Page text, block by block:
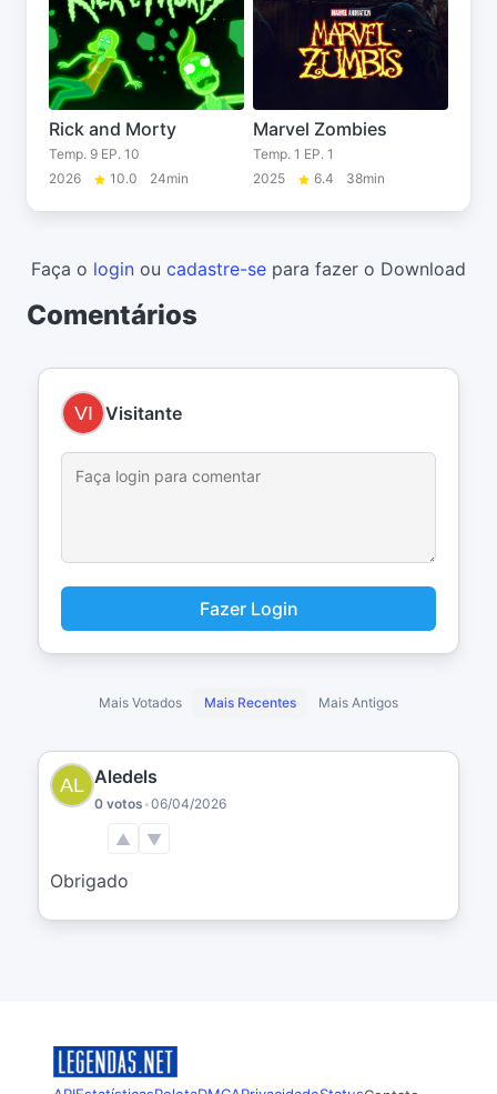
Rick and Morty
Temp. 9 EP. 10
2026
10.0 24min
Marvel Zombies
Temp. 1 EP. 1
2025
6.4 38min
Faça o login ou cadastre-se para fazer o Download
Comentários
Visitante
Fazer Login
Mais Votados Mais Recentes Mais Antigos
Aledels
0 votos •06/04/2026
▲ ▼
Obrigado